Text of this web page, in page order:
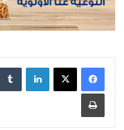
لينكدإن
طباعة